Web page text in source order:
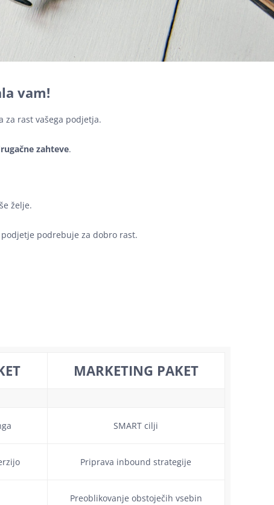
vam!
za rast vašega podjetja.
zahteve.
želje.
podrebuje za dobro rast.
MARKETING PAKET
SMART cilji
Priprava inbound strategije
Preoblikovanje obstoječih vsebin